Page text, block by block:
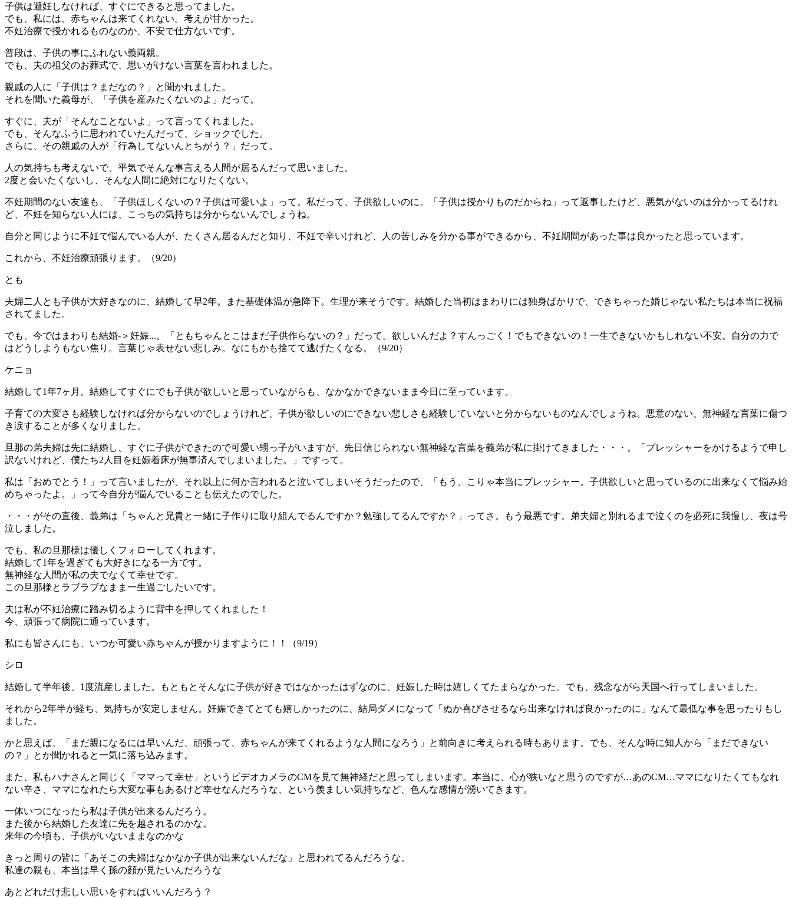
子供は避妊しなければ、すぐにできると思ってました。
でも、私には、赤ちゃんは来てくれない。考えが甘かった。
不妊治療で授かれるものなのか、不安で仕方ないです。
普段は、子供の事にふれない義両親。
でも、夫の祖父のお葬式で、思いがけない言葉を言われました。
親戚の人に「子供は？まだなの？」と聞かれました。
それを聞いた義母が、「子供を産みたくないのよ」だって。
すぐに、夫が「そんなことないよ」って言ってくれました。
でも、そんなふうに思われていたんだって、ショックでした。
さらに、その親戚の人が「行為してないんとちがう？」だって。
人の気持ちも考えないで、平気でそんな事言える人間が居るんだって思いました。
2度と会いたくないし、そんな人間に絶対になりたくない。
不妊期間のない友達も、「子供ほしくないの？子供は可愛いよ」って。私だって、子供欲しいのに。「子供は授かりものだからね」って返事したけど、悪気がないのは分かってるけれ
ど、不妊を知らない人には、こっちの気持ちは分からないんでしょうね。
自分と同じように不妊で悩んでいる人が、たくさん居るんだと知り、不妊で辛いけれど、人の苦しみを分かる事ができるから、不妊期間があった事は良かったと思っています。
これから、不妊治療頑張ります。（9/20）
とも
夫婦二人とも子供が大好きなのに、結婚して早2年。また基礎体温が急降下。生理が来そうです。結婚した当初はまわりには独身ばかりで、できちゃった婚じゃない私たちは本当に祝福
されてました。
でも、今ではまわりも結婚-＞妊娠...。「ともちゃんとこはまだ子供作らないの？」だって。欲しいんだよ？すんっごく！でもできないの！一生できないかもしれない不安。自分の力で
はどうしようもない焦り。言葉じゃ表せない悲しみ。なにもかも捨てて逃げたくなる。（9/20）
ケニョ
結婚して1年7ヶ月。結婚してすぐにでも子供が欲しいと思っていながらも、なかなかできないまま今日に至っています。
子育ての大変さも経験しなければ分からないのでしょうけれど、子供が欲しいのにできない悲しさも経験していないと分からないものなんでしょうね。悪意のない、無神経な言葉に傷つ
き涙することが多くなりました。
旦那の弟夫婦は先に結婚し、すぐに子供ができたので可愛い甥っ子がいますが、先日信じられない無神経な言葉を義弟が私に掛けてきました・・・。「プレッシャーをかけるようで申し
訳ないけれど、僕たち2人目を妊娠着床が無事済んでしまいました。」ですって。
私は「おめでとう！」って言いましたが、それ以上に何か言われると泣いてしまいそうだったので、「もう、こりゃ本当にプレッシャー。子供欲しいと思っているのに出来なくて悩み始
めちゃったよ。」って今自分が悩んでいることも伝えたのでした。
・・・がその直後、義弟は「ちゃんと兄貴と一緒に子作りに取り組んでるんですか？勉強してるんですか？」ってさ。もう最悪です。弟夫婦と別れるまで泣くのを必死に我慢し、夜は号
泣しました。
でも、私の旦那様は優しくフォローしてくれます。
結婚して1年を過ぎても大好きになる一方です。
無神経な人間が私の夫でなくて幸せです。
この旦那様とラブラブなまま一生過ごしたいです。
夫は私が不妊治療に踏み切るように背中を押してくれました！
今、頑張って病院に通っています。
私にも皆さんにも、いつか可愛い赤ちゃんが授かりますように！！（9/19）
シロ
結婚して半年後、1度流産しました。もともとそんなに子供が好きではなかったはずなのに、妊娠した時は嬉しくてたまらなかった。でも、残念ながら天国へ行ってしまいました。
それから2年半が経ち、気持ちが安定しません。妊娠できてとても嬉しかったのに、結局ダメになって「ぬか喜びさせるなら出来なければ良かったのに」なんて最低な事を思ったりもし
ました。
かと思えば、「まだ親になるには早いんだ、頑張って、赤ちゃんが来てくれるような人間になろう」と前向きに考えられる時もあります。でも、そんな時に知人から「まだできない
の？」とか聞かれると一気に落ち込みます。
また、私もハナさんと同じく「ママって幸せ」というビデオカメラのCMを見て無神経だと思ってしまいます。本当に、心が狭いなと思うのですが…あのCM…ママになりたくてもなれ
ない辛さ、ママになれたら大変な事もあるけど幸せなんだろうな、という羨ましい気持ちなど、色んな感情が湧いてきます。
一体いつになったら私は子供が出来るんだろう。
また後から結婚した友達に先を越されるのかな。
来年の今頃も、子供がいないままなのかな
きっと周りの皆に「あそこの夫婦はなかなか子供が出来ないんだな」と思われてるんだろうな。
私達の親も、本当は早く孫の顔が見たいんだろうな
あとどれだけ悲しい思いをすればいいんだろう？